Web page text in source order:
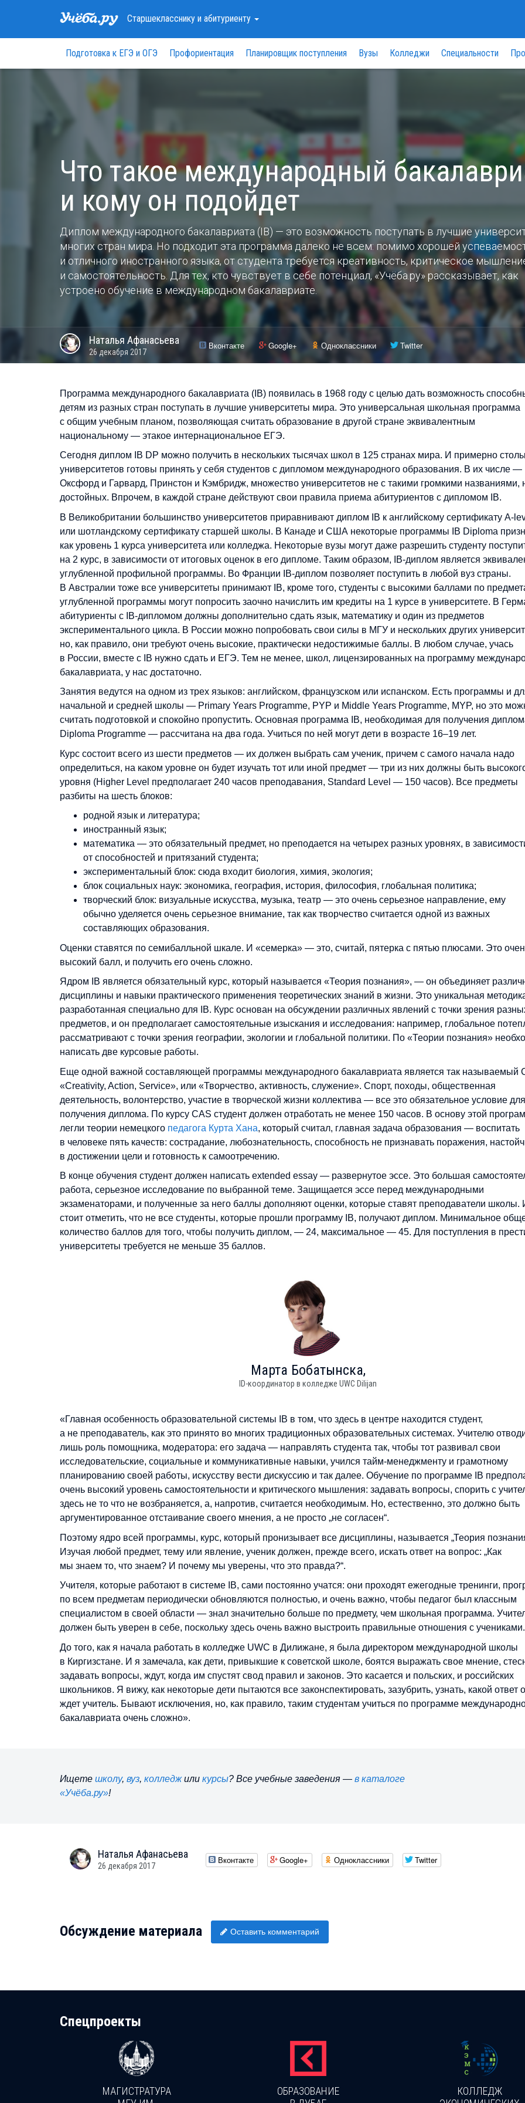
Старшеклассникуи абитуриенту
Подготовка к ЕГЭ и ОГЭ Профориентация Планировщик поступления Вузы Колледжи Специальности
Что такое международный
и кому он подойдет
Диплом международного бакалавриата (IB) — это возможность поступать в лучшие
многих стран мира. Но подходит эта программа далеко не всем: помимо хорошей
и отличного иностранного языка, от студента требуется креативность, критическое
и самостоятельность. Для тех, кто чувствует в себе потенциал, «Учёба.ру» рассказывает, как
устроено обучение в международном бакалавриате.
Наталья Афанасьева
26 декабря 2017
Вконтакте Google+ Одноклассники Twitter
Программа международного бакалавриата (IB) появилась в 1968 году с целью дать возможность
детям из разных стран поступать в лучшие университеты мира. Это универсальная школьная программа
с общим учебным планом, позволяющая считать образование в другой стране эквивалентным
национальному — этакое интернациональное ЕГЭ.
Сегодня диплом IB DP можно получить в нескольких тысячах школ в 125 странах мира. И примерно
университетов готовы принять у себя студентов с дипломом международного образования. В их числе —
Оксфорд и Гарвард, Принстон и Кэмбридж, множество университетов не с такими громкими названиями,
достойных. Впрочем, в каждой стране действуют свои правила приема абитуриентов с дипломом IB.
В Великобритании большинство университетов приравнивают диплом IB к английскому сертификату A-
или шотландскому сертификату старшей школы. В Канаде и США некоторые программы IB Diploma
как уровень 1 курса университета или колледжа. Некоторые вузы могут даже разрешить студенту
на 2 курс, в зависимости от итоговых оценок в его дипломе. Таким образом, IB-диплом является
углубленной профильной программы. Во Франции IB-диплом позволяет поступить в любой вуз страны.
В Австралии тоже все университеты принимают IB, кроме того, студенты с высокими баллами по
углубленной программы могут попросить заочно начислить им кредиты на 1 курсе в университете. В
абитуриенты с IB-дипломом должны дополнительно сдать язык, математику и один из предметов
экспериментального цикла. В России можно попробовать свои силы в МГУ и нескольких других
но, как правило, они требуют очень высокие, практически недостижимые баллы. В любом случае, учась
в России, вместе с IB нужно сдать и ЕГЭ. Тем не менее, школ, лицензированных на программу
бакалавриата, у нас достаточно.
Занятия ведутся на одном из трех языков: английском, французском или испанском. Есть программы и
начальной и средней школы — Primary Years Programme, PYP и Middle Years Programme, MYP, но это
считать подготовкой и спокойно пропустить. Основная программа IB, необходимая для получения
Diploma Programme — рассчитана на два года. Учиться по ней могут дети в возрасте 16–19 лет.
Курс состоит всего из шести предметов — их должен выбрать сам ученик, причем с самого начала надо
определиться, на каком уровне он будет изучать тот или иной предмет — три из них должны быть
уровня (Higher Level предполагает 240 часов преподавания, Standard Level — 150 часов). Все предметы
разбиты на шесть блоков:
родной язык и литература;
иностранный язык;
математика — это обязательный предмет, но преподается на четырех разных уровнях, в
от способностей и притязаний студента;
экспериментальный блок: сюда входит биология, химия, экология;
блок социальных наук: экономика, география, история, философия, глобальная политика;
творческий блок: визуальные искусства, музыка, театр — это очень серьезное направление, ему
обычно уделяется очень серьезное внимание, так как творчество считается одной из важных
составляющих образования.
Оценки ставятся по семибалльной шкале. И «семерка» — это, считай, пятерка с пятью плюсами. Это
высокий балл, и получить его очень сложно.
Ядром IB является обязательный курс, который называется «Теория познания», — он объединяет
дисциплины и навыки практического применения теоретических знаний в жизни. Это уникальная
разработанная специально для IB. Курс основан на обсуждении различных явлений с точки зрения
предметов, и он предполагает самостоятельные изыскания и исследования: например, глобальное
рассматривают с точки зрения географии, экологии и глобальной политики. По «Теории познания»
написать две курсовые работы.
Еще одной важной составляющей программы международного бакалавриата является так называемый
«Creativity, Action, Service», или «Творчество, активность, служение». Спорт, походы, общественная
деятельность, волонтерство, участие в творческой жизни коллектива — все это обязательное условие для
получения диплома. По курсу CAS студент должен отработать не менее 150 часов. В основу этой
легли теории немецкого педагога Курта Хана, который считал, главная задача образования — воспитать
в человеке пять качеств: сострадание, любознательность, способность не признавать поражения,
в достижении цели и готовность к самоотречению.
В конце обучения студент должен написать extended essay — развернутое эссе. Это большая
работа, серьезное исследование по выбранной теме. Защищается эссе перед международными
экзаменаторами, и полученные за него баллы дополняют оценки, которые ставят преподаватели школы.
стоит отметить, что не все студенты, которые прошли программу IB, получают диплом. Минимальное
количество баллов для того, чтобы получить диплом, — 24, максимальное — 45. Для поступления в
университеты требуется не меньше 35 баллов.
Марта Бобатынска,
ID-координатор в колледже UWC Dilijan
«Главная особенность образовательной системы IB в том, что здесь в центре находится студент,
а не преподаватель, как это принято во многих традиционных образовательных системах. Учителю
лишь роль помощника, модератора: его задача — направлять студента так, чтобы тот развивал свои
исследовательские, социальные и коммуникативные навыки, учился тайм-менеджменту и грамотному
планированию своей работы, искусству вести дискуссию и так далее. Обучение по программе IB
очень высокий уровень самостоятельности и критического мышления: задавать вопросы, спорить с
здесь не то что не возбраняется, а, напротив, считается необходимым. Но, естественно, это должно быть
аргументированное отстаивание своего мнения, а не просто „не согласен“.
Поэтому ядро всей программы, курс, который пронизывает все дисциплины, называется „Теория
Изучая любой предмет, тему или явление, ученик должен, прежде всего, искать ответ на вопрос: „Как
мы знаем то, что знаем? И почему мы уверены, что это правда?“.
Учителя, которые работают в системе IB, сами постоянно учатся: они проходят ежегодные тренинги,
по всем предметам периодически обновляются полностью, и очень важно, чтобы педагог был классным
специалистом в своей области — знал значительно больше по предмету, чем школьная программа.
должен быть уверен в себе, поскольку здесь очень важно выстроить правильные отношения с учениками.
До того, как я начала работать в колледже UWC в Дилижане, я была директором международной школы
в Киргизстане. И я замечала, как дети, привыкшие к советской школе, боятся выражать свое мнение,
задавать вопросы, ждут, когда им спустят свод правил и законов. Это касается и польских, и российских
школьников. Я вижу, как некоторые дети пытаются все законспектировать, зазубрить, узнать, какой ответ
ждет учитель. Бывают исключения, но, как правило, таким студентам учиться по программе
бакалавриата очень сложно».
Ищете школу, вуз, колледжили курсы? Все учебные заведения — в каталоге
«Учёба.ру»!
Наталья Афанасьева
26 декабря 2017
Вконтакте Google+ Одноклассники Twitter
Обсуждение материала Оставить комментарий
Cпецпроекты
МАГИСТРАТУРА
ОБРАЗОВАНИЕ
КОЛЛЕДЖ